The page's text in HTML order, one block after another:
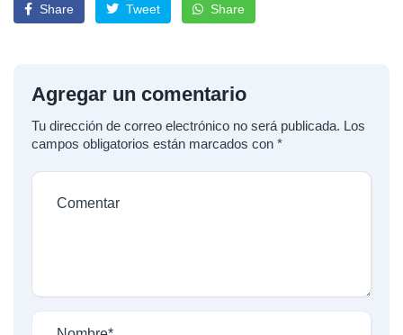
Share Tweet Share
Agregar un comentario
Tu dirección de correo electrónico no será publicada. Los
campos obligatorios están marcados con *